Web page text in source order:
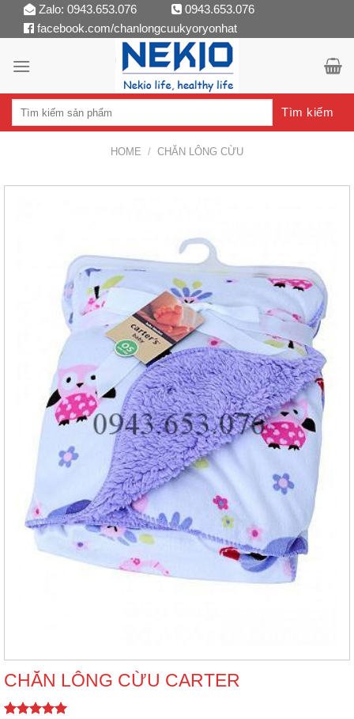
Skip
Zalo: 0943.653.076
0943.653.076
facebook.com/chanlongcuukyoryonhat
Tìm kiếm
HOME / CHĂN LÔNG CỪU
CHĂN LÔNG CỪU CARTER